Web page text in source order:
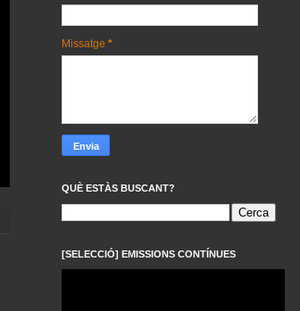
Missatge *
QUÈ ESTÀS BUSCANT?
[SELECCIÓ] EMISSIONS CONTÍNUES